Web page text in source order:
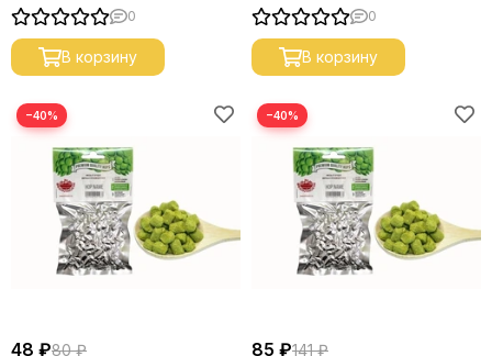
0
В корзину
0
В корзину
−40%
48 ₽80 ₽
−40%
85 ₽141 ₽